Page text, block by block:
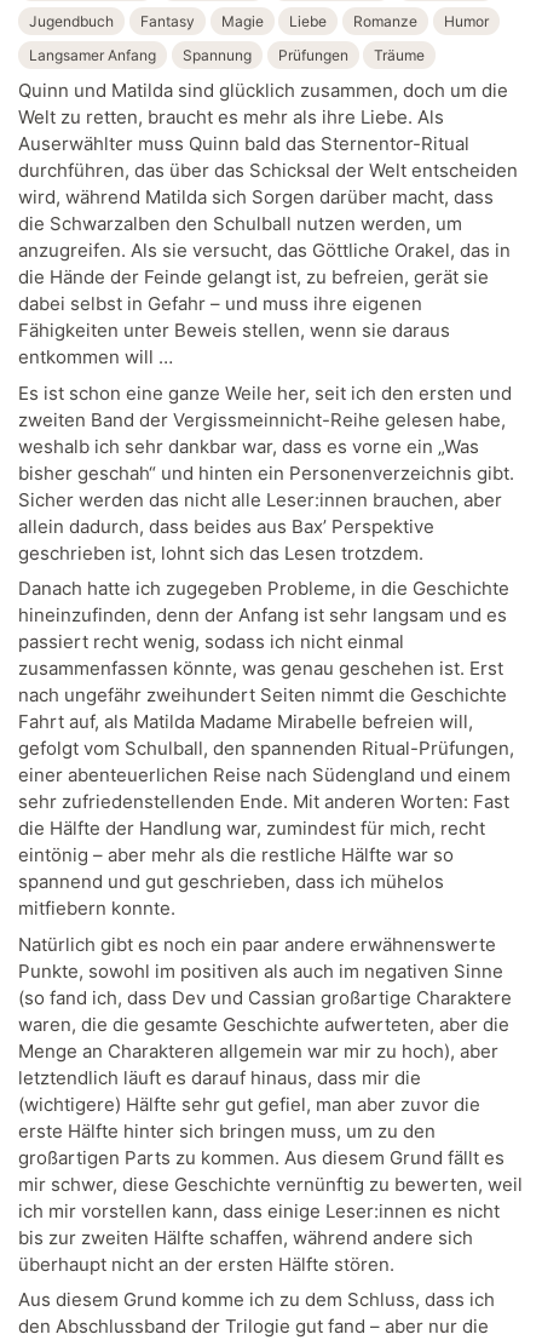
Jugendbuch Fantasy Magie Liebe Romanze
Humor
Langsamer Anfang
Spannung Prüfungen Träume
Quinn und Matilda sind glücklich zusammen, doch um die
Welt zu retten, braucht es mehr als ihre Liebe. Als
Auserwählter muss Quinn bald das Sternentor-Ritual
durchführen, das über das Schicksal der Welt entscheiden
wird, während Matilda sich Sorgen darüber macht, dass
die Schwarzalben den Schulball nutzen werden, um
anzugreifen. Als sie versucht, das Göttliche Orakel, das in
die Hände der Feinde gelangt ist, zu befreien, gerät sie
dabei selbst in Gefahr – und muss ihre eigenen
Fähigkeiten unter Beweis stellen, wenn sie daraus
entkommen will …
Es ist schon eine ganze Weile her, seit ich den ersten und
zweiten Band der Vergissmeinnicht-Reihe gelesen habe,
weshalb ich sehr dankbar war, dass es vorne ein „Was
bisher geschah“ und hinten ein Personenverzeichnis gibt.
Sicher werden das nicht alle Leser:innen brauchen, aber
allein dadurch, dass beides aus Bax’ Perspektive
geschrieben ist, lohnt sich das Lesen trotzdem.
Danach hatte ich zugegeben Probleme, in die Geschichte
hineinzufinden, denn der Anfang ist sehr langsam und es
passiert recht wenig, sodass ich nicht einmal
zusammenfassen könnte, was genau geschehen ist. Erst
nach ungefähr zweihundert Seiten nimmt die Geschichte
Fahrt auf, als Matilda Madame Mirabelle befreien will,
gefolgt vom Schulball, den spannenden Ritual-Prüfungen,
einer abenteuerlichen Reise nach Südengland und einem
sehr zufriedenstellenden Ende. Mit anderen Worten: Fast
die Hälfte der Handlung war, zumindest für mich, recht
eintönig – aber mehr als die restliche Hälfte war so
spannend und gut geschrieben, dass ich mühelos
mitfiebern konnte.
Natürlich gibt es noch ein paar andere erwähnenswerte
Punkte, sowohl im positiven als auch im negativen Sinne
(so fand ich, dass Dev und Cassian großartige Charaktere
waren, die die gesamte Geschichte aufwerteten, aber die
Menge an Charakteren allgemein war mir zu hoch), aber
letztendlich läuft es darauf hinaus, dass mir die
(wichtigere) Hälfte sehr gut gefiel, man aber zuvor die
erste Hälfte hinter sich bringen muss, um zu den
großartigen Parts zu kommen. Aus diesem Grund fällt es
mir schwer, diese Geschichte vernünftig zu bewerten, weil
ich mir vorstellen kann, dass einige Leser:innen es nicht
bis zur zweiten Hälfte schaffen, während andere sich
überhaupt nicht an der ersten Hälfte stören.
Aus diesem Grund komme ich zu dem Schluss, dass ich
den Abschlussband der Trilogie gut fand – aber nur die